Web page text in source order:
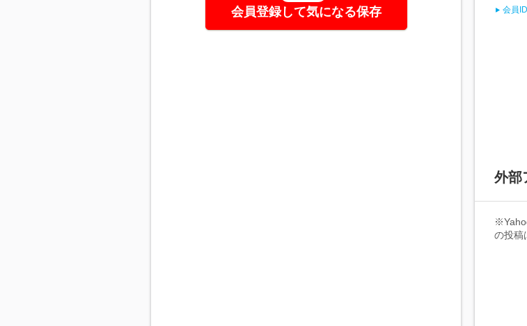
会員登録して気になる保存 会員
外部
の投稿